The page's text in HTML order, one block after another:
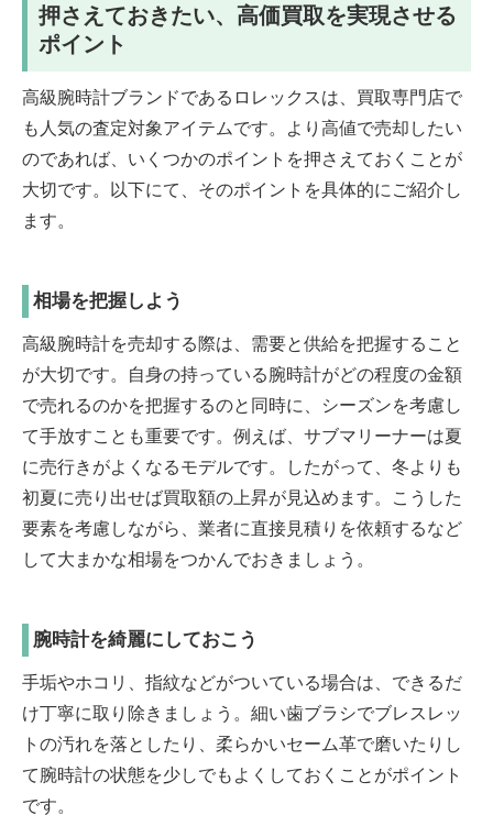
押さえておきたい、高価買取を実現させる
ポイント
高級腕時計ブランドであるロレックスは、買取専門店で
も人気の査定対象アイテムです。より高値で売却したい
のであれば、いくつかのポイントを押さえておくことが
大切です。以下にて、そのポイントを具体的にご紹介し
ます。
相場を把握しよう
高級腕時計を売却する際は、需要と供給を把握すること
が大切です。自身の持っている腕時計がどの程度の金額
で売れるのかを把握するのと同時に、シーズンを考慮し
て手放すことも重要です。例えば、サブマリーナーは夏
に売行きがよくなるモデルです。したがって、冬よりも
初夏に売り出せば買取額の上昇が見込めます。こうした
要素を考慮しながら、業者に直接見積りを依頼するなど
して大まかな相場をつかんでおきましょう。
腕時計を綺麗にしておこう
手垢やホコリ、指紋などがついている場合は、できるだ
け丁寧に取り除きましょう。細い歯ブラシでブレスレッ
トの汚れを落としたり、柔らかいセーム革で磨いたりし
て腕時計の状態を少しでもよくしておくことがポイント
です。